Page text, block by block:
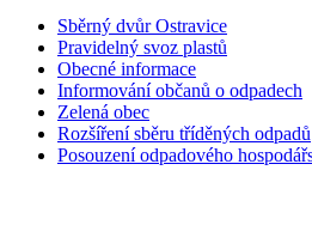
Sběrný dvůr Ostravice
Pravidelný svoz plastů
Obecné informace
Informování občanů o odpadech
Zelená obec
Rozšíření sběru tříděných odpadů
Posouzení odpadového